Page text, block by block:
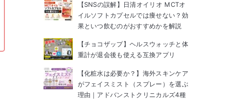
【SNSの誤解】日清オイリオ MCTオ
イルソフトカプセルでは痩せない？効
果といつ飲むのがおすすめかを解説
【チョコザップ】ヘルスウォッチと体
重計が退会後も使える互換アプリ
【化粧水は必要か？】海外スキンケア
がフェイスミスト（スプレー）を選ぶ
理由｜アドバンストクリニカルズ4種